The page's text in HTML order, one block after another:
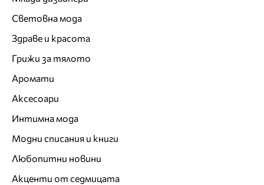
Световна мода
Здраве и красота
Грижи за тялото
Аромати
Аксесоари
Интимна мода
Модни списания и книги
Любопитни новини
Акценти от седмицата